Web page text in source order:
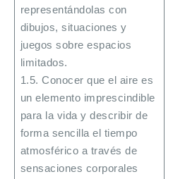
representándolas con
dibujos, situaciones y
juegos sobre espacios
limitados.
1.5. Conocer que el aire es
un elemento imprescindible
para la vida y describir de
forma sencilla el tiempo
atmosférico a través de
sensaciones corporales